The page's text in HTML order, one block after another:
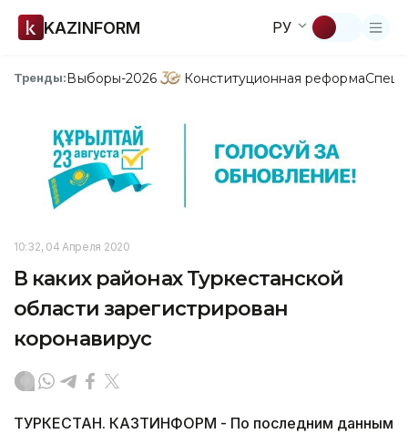
KAZINFORM РУ
Тренды:Выборы-2026 Конституционная реформа
10:32, 04 Апреля 2020
В каких районах Туркестанской
области зарегистрирован
коронавирус
ТУРКЕСТАН. КАЗТИНФОРМ - По последним данным